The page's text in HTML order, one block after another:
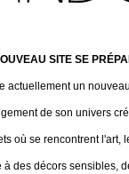
SITE SE
actuellement un
de son univers
où se rencontrent l'art,
des décors sensibles,